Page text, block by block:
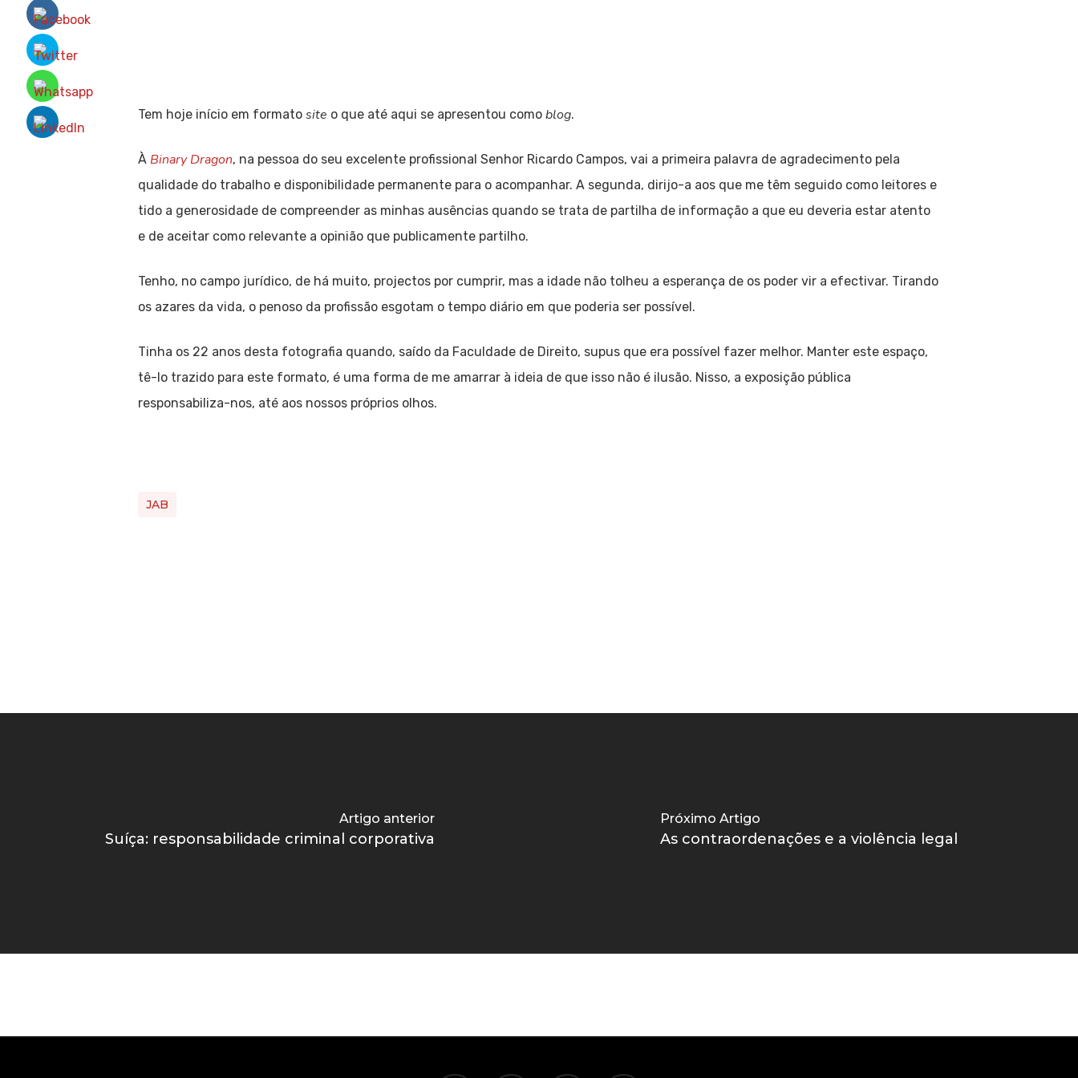
Tem hoje início em formato site o que até aqui se apresentou como blog.
À Binary Dragon, na pessoa do seu excelente profissional Senhor Ricardo Campos, vai a primeira palavra de agradecimento pela
qualidade do trabalho e disponibilidade permanente para o acompanhar. A segunda, dirijo-a aos que me têm seguido como leitores e
tido a generosidade de compreender as minhas ausências quando se trata de partilha de informação a que eu deveria estar atento
e de aceitar como relevante a opinião que publicamente partilho.
Tenho, no campo jurídico, de há muito, projectos por cumprir, mas a idade não tolheu a esperança de os poder vir a efectivar. Tirando
os azares da vida, o penoso da profissão esgotam o tempo diário em que poderia ser possível.
Tinha os 22 anos desta fotografia quando, saído da Faculdade de Direito, supus que era possível fazer melhor. Manter este espaço,
tê-lo trazido para este formato, é uma forma de me amarrar à ideia de que isso não é ilusão. Nisso, a exposição pública
responsabiliza-nos, até aos nossos próprios olhos.
JAB
Artigo anterior
Suíça: responsabilidade criminal corporativa
Próximo Artigo
As contraordenações e a violência legal